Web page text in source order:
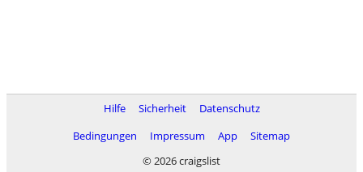
Hilfe Sicherheit
Datenschutz
Bedingungen
Impressum App
Sitemap
© 2026 craigslist